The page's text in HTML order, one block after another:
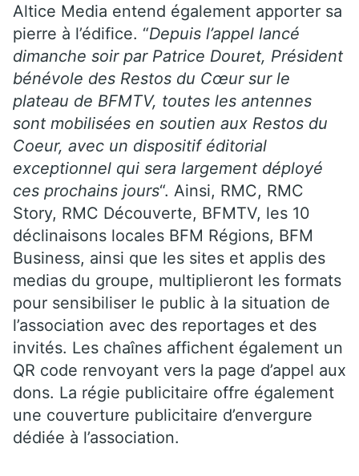
Altice Media entend également apporter sa
pierre à l’édifice. “Depuis l’appel lancé
dimanche soir par Patrice Douret, Président
bénévole des Restos du Cœur sur le
plateau de BFMTV, toutes les antennes
sont mobilisées en soutien aux Restos du
Coeur, avec un dispositif éditorial
exceptionnel qui sera largement déployé
ces prochains jours“. Ainsi, RMC, RMC
Story, RMC Découverte, BFMTV, les 10
déclinaisons locales BFM Régions, BFM
Business, ainsi que les sites et applis des
medias du groupe, multiplieront les formats
pour sensibiliser le public à la situation de
l’association avec des reportages et des
invités. Les chaînes affichent également un
QR code renvoyant vers la page d’appel aux
dons. La régie publicitaire offre également
une couverture publicitaire d’envergure
dédiée à l’association.